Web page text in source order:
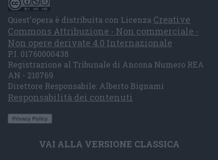
Quest'opera è distribuita con Licenza Creative
Commons Attribuzione - Non commerciale -
Non opere derivate 4.0 Internazionale
P.I. 01760000438
Registrazione al Tribunale di Ancona Numero REA
AN - 210769
Direttore Responsabile: Alberto Bignami
Responsabilità dei contenuti
VAI ALLA VERSIONE CLASSICA